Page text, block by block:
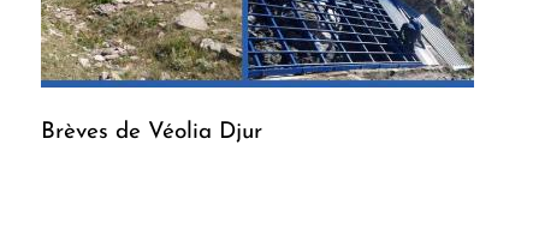
Brèves de Véolia Djur